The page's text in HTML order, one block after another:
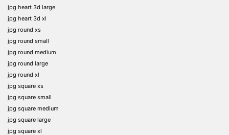
jpg heart 3d large
jpg heart 3d xl
jpg round xs
jpg round small
jpg round medium
jpg round large
jpg round xl
jpg square xs
jpg square small
jpg square medium
jpg square large
jpg square xl